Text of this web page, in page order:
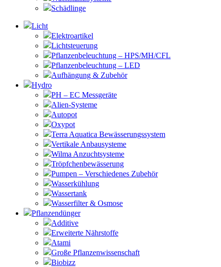
Schädlinge
Licht
Elektroartikel
Lichtsteuerung
Pflanzenbeleuchtung – HPS/MH/CFL
Pflanzenbeleuchtung – LED
Aufhängung & Zubehör
Hydro
PH – EC Messgeräte
Alien-Systeme
Autopot
Oxypot
Terra Aquatica Bewässerungssystem
Vertikale Anbausysteme
Wilma Anzuchtsysteme
Tröpfchenbewässerung
Pumpen – Verschiedenes Zubehör
Wasserkühlung
Wassertank
Wasserfilter & Osmose
Pflanzendünger
Additive
Erweiterte Nährstoffe
Atami
Große Pflanzenwissenschaft
Biobizz